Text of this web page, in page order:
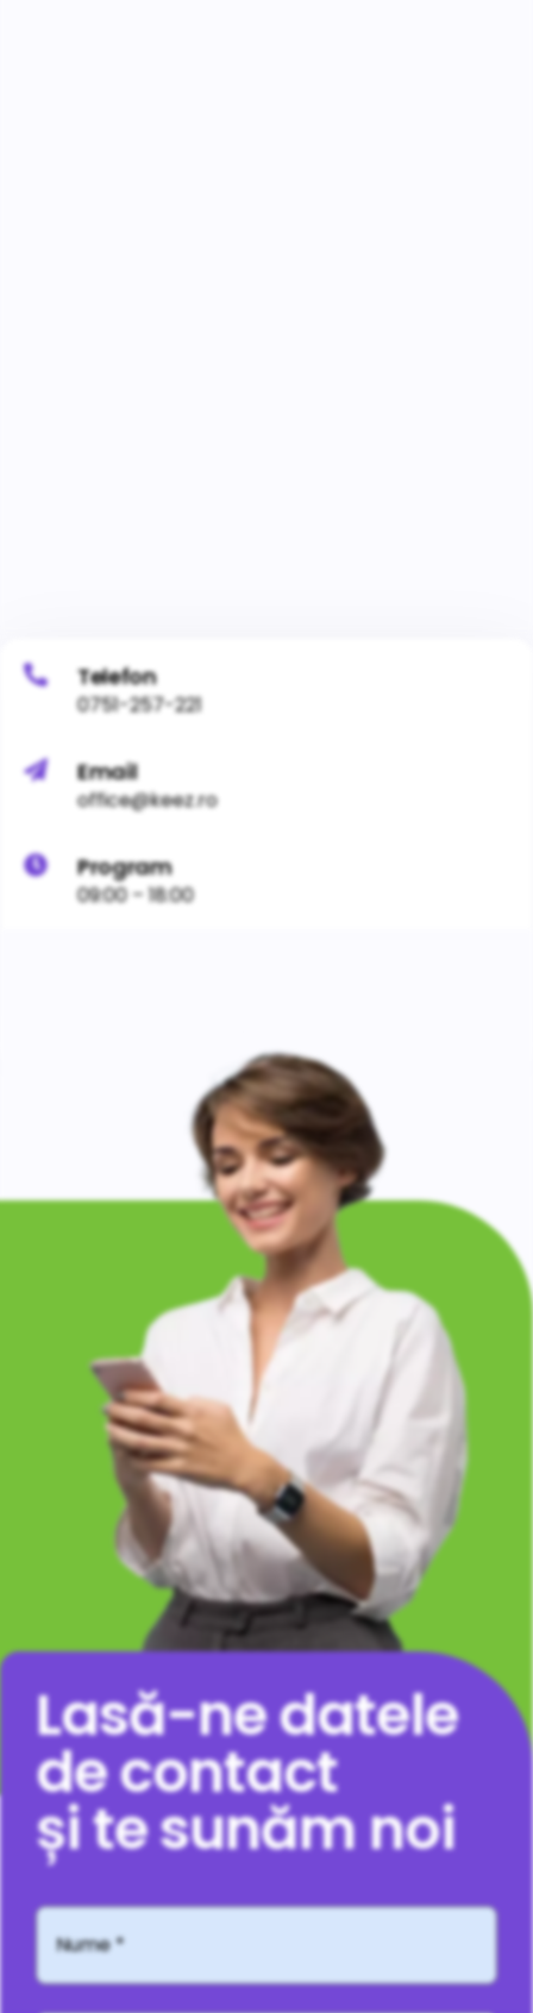
Telefon
0751-257-221
Email
office@keez.ro
Program
09:00 – 18:00
Lasă-ne datele
de contact
și te sunăm noi
Nume